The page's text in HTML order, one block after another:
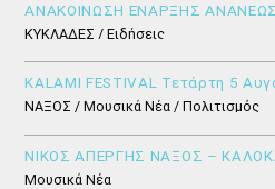
ΑΝΑΚΟΙΝΩΣΗ ΕΝΑΡΞΗΣ
ΚΥΚΛΑΔΕΣ / Ειδήσεις
KALAMI FESTIVAL Τετάρτη 5
ΝΑΞΟΣ / Μουσικά Νέα / Πολιτισμός
ΝΙΚΟΣ ΑΠΕΡΓΗΣ ΝΑΞΟΣ –
Μουσικά Νέα